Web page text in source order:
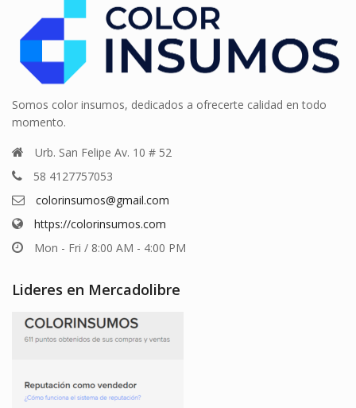
Somos color insumos, dedicados a ofrecerte calidad en todo
momento.
Urb. San Felipe Av. 10 # 52
58 4127757053
colorinsumos@gmail.com
https://colorinsumos.com
Mon - Fri / 8:00 AM - 4:00 PM
Lideres en Mercadolibre